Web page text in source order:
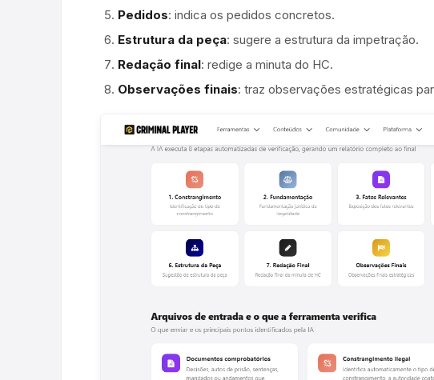
Pedidos: indica os pedidos concretos.
Estrutura da peça: sugere a estrutura da impetração.
Redação final: redige a minuta do HC.
Observações finais: traz observações estratégicas